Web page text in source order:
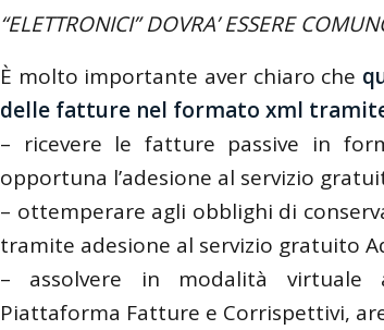
“ELETTRONICI” DOVRA’ ESSERE
È molto importante aver chiaro che
delle fatture nel formato xml tramite
– ricevere le fatture passive in
opportuna l’adesione al servizio
– ottemperare agli obblighi di
tramite adesione al servizio gratuito
– assolvere in modalità virtuale
Piattaforma Fatture e Corrispettivi,